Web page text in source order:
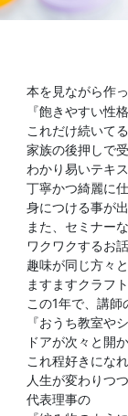
本を見ながら作
『飽きやすい性
これだけ続いて
家族の後押しで
わかり易いテキ
丁寧かつ綺麗に
身につける事が出
また、セミナー
ワクワクするお
趣味が同じ方々
ますますクラフ
この1年で、講師
『おうち教室や
ドアが次々と開
これ程好きにな
人生が変わりつ
代表理事の